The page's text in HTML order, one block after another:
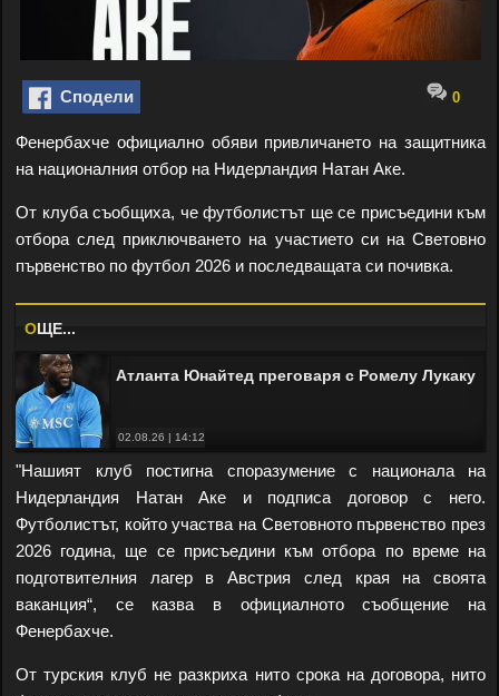
Сподели 0
Фенербахче официално обяви привличането на защитника
на националния отбор на Нидерландия Натан Аке.
От клуба съобщиха, че футболистът ще се присъедини към
отбора след приключването на участието си на Световно
първенство по футбол 2026 и последващата си почивка.
OЩЕ...
02.08.26 | 14:12
Атланта Юнайтед преговаря с Ромелу Лукаку
"Нашият клуб постигна споразумение с национала на
Нидерландия Натан Аке и подписа договор с него.
Футболистът, който участва на Световното първенство през
2026 година, ще се присъедини към отбора по време на
подготвителния лагер в Австрия след края на своята
ваканция“, се казва в официалното съобщение на
Фенербахче.
От турския клуб не разкриха нито срока на договора, нито